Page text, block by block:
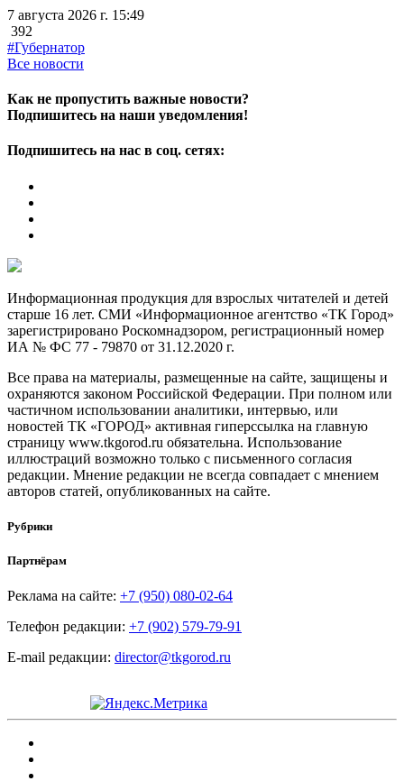
7 августа 2026 г. 15:49
392
#Губернатор
Все новости
Как не пропустить важные новости?
Подпишитесь на наши уведомления!
Подпишитесь на нас в соц. сетях:
Информационная продукция для взрослых читателей и детей
старше 16 лет. СМИ «Информационное агентство «ТК Город»
зарегистрировано Роскомнадзором, регистрационный номер
ИА № ФС 77 - 79870 от 31.12.2020 г.
Все права на материалы, размещенные на сайте, защищены и
охраняются законом Российской Федерации. При полном или
частичном использовании аналитики, интервью, или
новостей ТК «ГОРОД» активная гиперссылка на главную
страницу www.tkgorod.ru обязательна. Использование
иллюстраций возможно только с письменного согласия
редакции. Мнение редакции не всегда совпадает с мнением
авторов статей, опубликованных на сайте.
Рубрики
Партнёрам
Реклама на сайте: +7 (950) 080-02-64
Телефон редакции: +7 (902) 579-79-91
E-mail редакции: director@tkgorod.ru